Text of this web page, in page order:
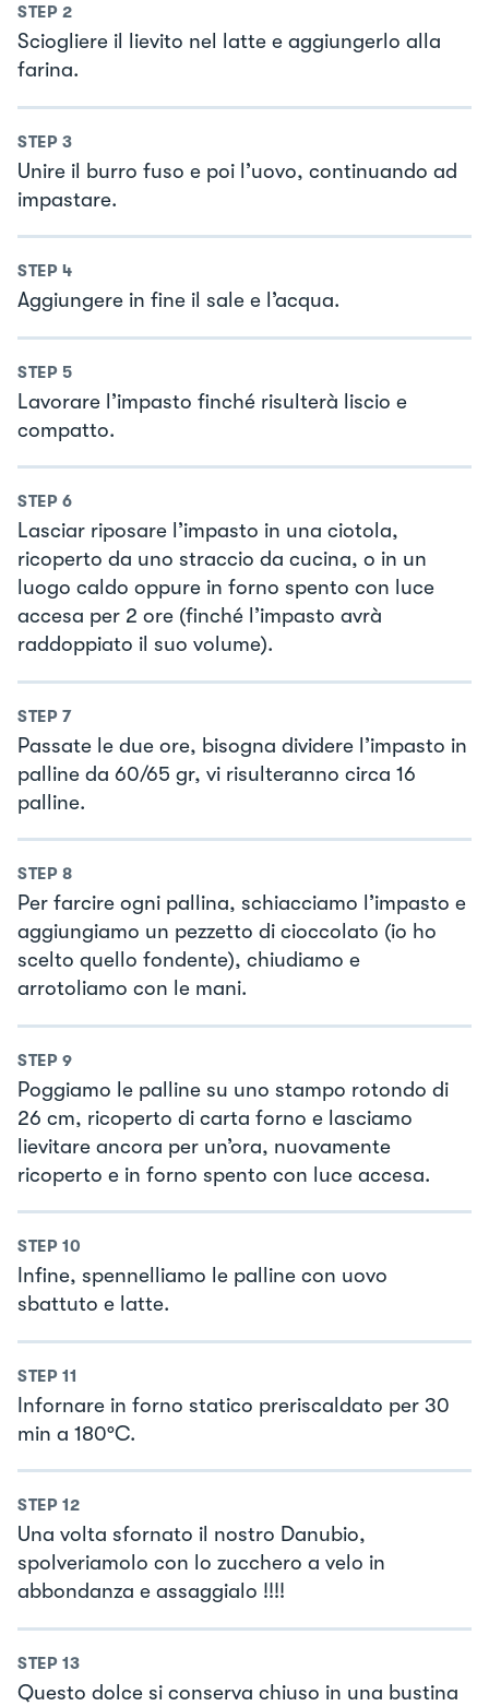
STEP 2
Sciogliere il lievito nel latte e aggiungerlo alla
farina.
STEP 3
Unire il burro fuso e poi l’uovo, continuando ad
impastare.
STEP 4
Aggiungere in fine il sale e l’acqua.
STEP 5
Lavorare l’impasto finché risulterà liscio e
compatto.
STEP 6
Lasciar riposare l’impasto in una ciotola,
ricoperto da uno straccio da cucina, o in un
luogo caldo oppure in forno spento con luce
accesa per 2 ore (finché l’impasto avrà
raddoppiato il suo volume).
STEP 7
Passate le due ore, bisogna dividere l’impasto in
palline da 60/65 gr, vi risulteranno circa 16
palline.
STEP 8
Per farcire ogni pallina, schiacciamo l’impasto e
aggiungiamo un pezzetto di cioccolato (io ho
scelto quello fondente), chiudiamo e
arrotoliamo con le mani.
STEP 9
Poggiamo le palline su uno stampo rotondo di
26 cm, ricoperto di carta forno e lasciamo
lievitare ancora per un’ora, nuovamente
ricoperto e in forno spento con luce accesa.
STEP 10
Infine, spennelliamo le palline con uovo
sbattuto e latte.
STEP 11
Infornare in forno statico preriscaldato per 30
min a 180°C.
STEP 12
Una volta sfornato il nostro Danubio,
spolveriamolo con lo zucchero a velo in
abbondanza e assaggialo !!!!
STEP 13
Questo dolce si conserva chiuso in una bustina